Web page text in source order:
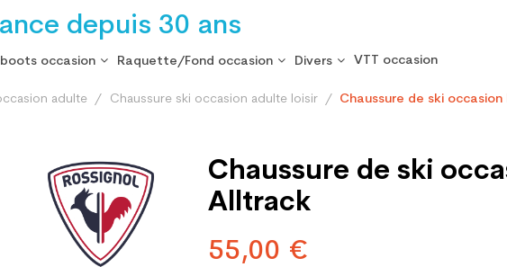
depuis 30 ans
occasion Raquette/Fond occasion Divers VTT occasion
adulte Chaussure ski occasion adulte loisir Chaussure de ski
Chaussure de ski
Alltrack
55,00 €